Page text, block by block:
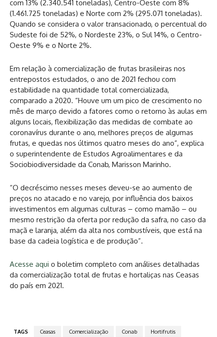
com 13% (2.340.541 toneladas), Centro-Oeste com 8%
(1.461.725 toneladas) e Norte com 2% (295.071 toneladas).
Quando se considera o valor transacionado, o percentual do
Sudeste foi de 52%, o Nordeste 23%, o Sul 14%, o Centro-
Oeste 9% e o Norte 2%.
Em relação à comercialização de frutas brasileiras nos
entrepostos estudados, o ano de 2021 fechou com
estabilidade na quantidade total comercializada,
comparado a 2020. “Houve um um pico de crescimento no
mês de março devido a fatores como o retorno às aulas em
alguns locais, flexibilização das medidas de combate ao
coronavírus durante o ano, melhores preços de algumas
frutas, e quedas nos últimos quatro meses do ano”, explica
o superintendente de Estudos Agroalimentares e da
Sociobiodiversidade da Conab, Marisson Marinho.
“O decréscimo nesses meses deveu-se ao aumento de
preços no atacado e no varejo, por influência dos baixos
investimentos em algumas culturas – como mamão – ou
mesmo restrição da oferta por redução da safra, no caso da
maçã e laranja, além da alta nos combustíveis, que está na
base da cadeia logística e de produção”.
Acesse aqui o boletim completo com análises detalhadas
da comercialização total de frutas e hortaliças nas Ceasas
do país em 2021.
TAGS Ceasas Comercialização Conab Hortifrutis